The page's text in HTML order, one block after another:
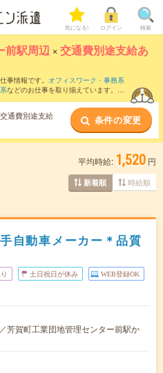
気になる! ログイン 検索
前駅周辺 ×交通費別途支給あ
事情報です。 オフィスワーク・事務系
などのお仕事を取り揃えています。交
通費別途支給
条件の変更
平均時給: 1,520 円
新着順 時給順
自動車メーカー＊品質
土日祝日が休み WEB登録OK
芳賀町工業団地管理センター前駅か